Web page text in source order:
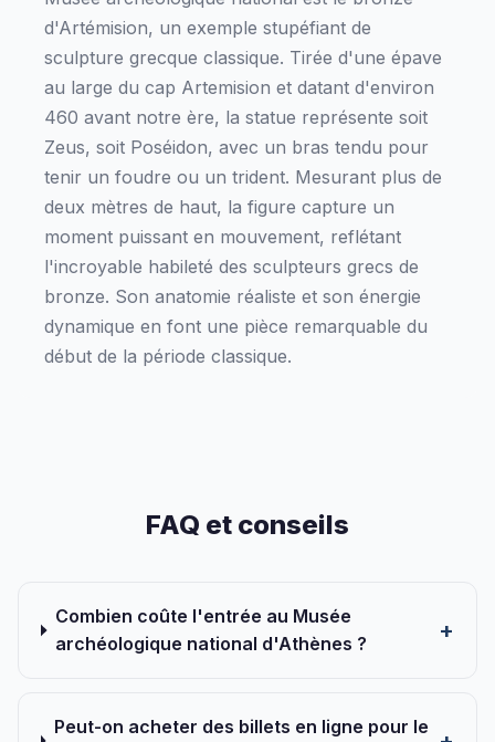
d'Artémision, un exemple stupéfiant de
sculpture grecque classique. Tirée d'une épave
au large du cap Artemision et datant d'environ
460 avant notre ère, la statue représente soit
Zeus, soit Poséidon, avec un bras tendu pour
tenir un foudre ou un trident. Mesurant plus de
deux mètres de haut, la figure capture un
moment puissant en mouvement, reflétant
l'incroyable habileté des sculpteurs grecs de
bronze. Son anatomie réaliste et son énergie
dynamique en font une pièce remarquable du
début de la période classique.
FAQ et conseils
Combien coûte l'entrée au Musée
archéologique national d'Athènes ?
Peut-on acheter des billets en ligne pour le